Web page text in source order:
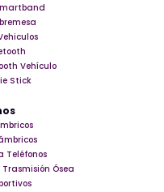
Vehículo
Stick
Teléfonos
Ósea